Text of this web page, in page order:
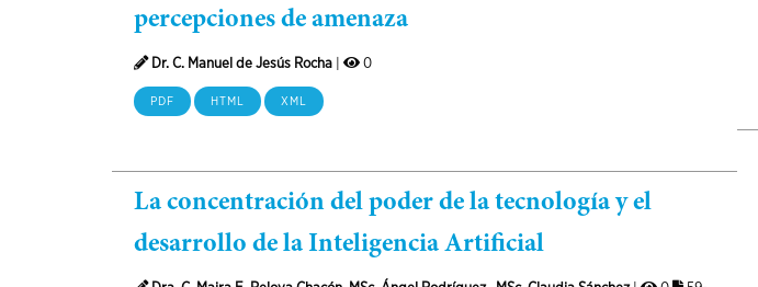
percepciones de amenaza
Dr. C. Manuel de Jesús Rocha 0
PDF HTML XML
La concentración del poder de la tecnología y el
desarrollo de la Inteligencia Artificial